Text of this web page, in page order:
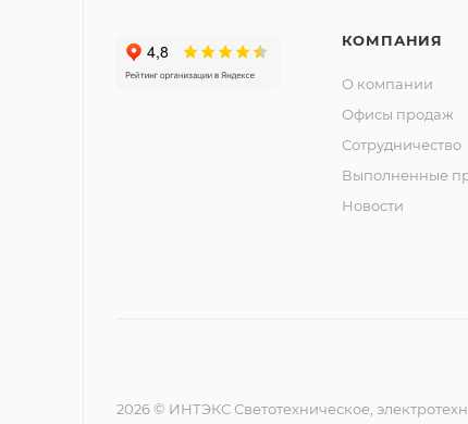
КОМПАНИЯ
О компании
Офисы продаж
Сотрудничество
Выполненные
Новости
2026 © ИНТЭКС Светотехническое,